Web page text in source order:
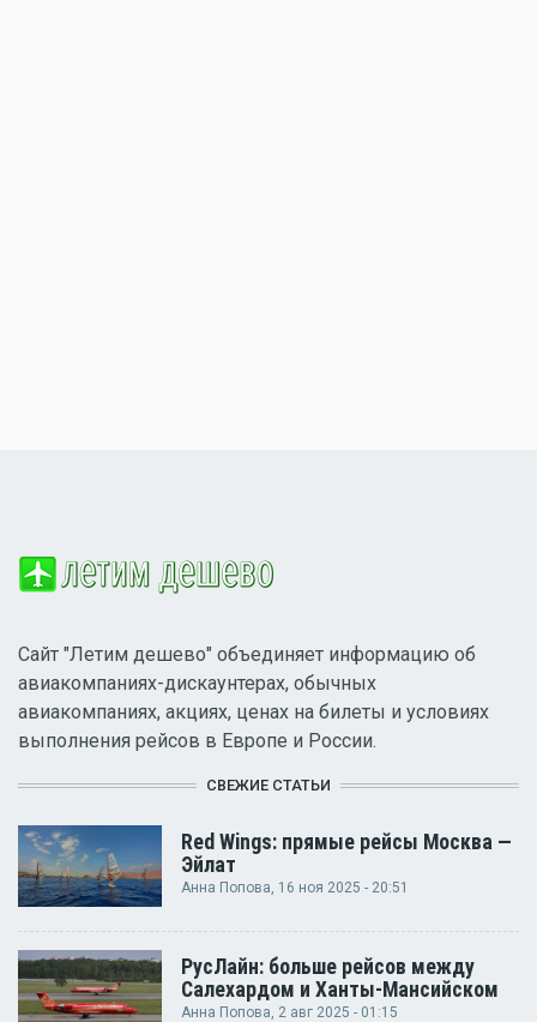
Сайт "Летим дешево" объединяет информацию об
авиакомпаниях-дискаунтерах, обычных
авиакомпаниях, акциях, ценах на билеты и условиях
выполнения рейсов в Европе и России.
СВЕЖИЕ СТАТЬИ
Red Wings: прямые рейсы Москва —
Эйлат
Анна Попова, 16 ноя 2025 - 20:51
РусЛайн: больше рейсов между
Салехардом и Ханты-Мансийском
Анна Попова , 2 авг 2025 - 01:15